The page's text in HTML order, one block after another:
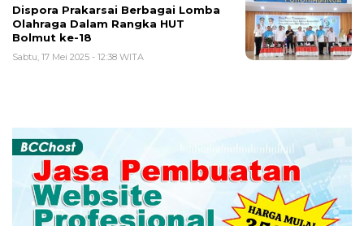
Dispora Prakarsai Berbagai Lomba
Olahraga Dalam Rangka HUT
Bolmut ke-18
Sabtu, 17 Mei 2025 - 12:38 WITA